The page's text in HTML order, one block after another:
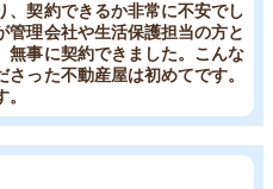
、契約できるか非常に不安でし
管理会社や生活保護担当の方と
無事に契約できました。こんな
さった不動産屋は初めてです。